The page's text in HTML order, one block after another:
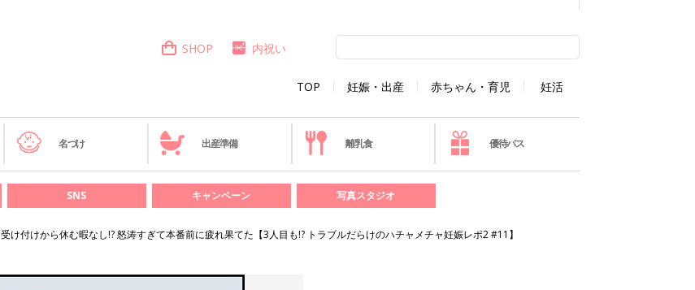
TOP 妊娠・出産 赤ちゃん・育児 妊活
SHOP 内祝い
名づけ 出産準備 離乳食 優待パス
SNS キャンペーン 写真スタジオ
受け付けから休む暇なし!? 怒涛すぎて本番前に疲れ果てた【3人目も!? トラブルだらけのハチャメチャ妊娠レポ2 #11】